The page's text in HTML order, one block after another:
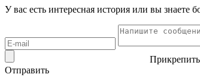
У вас есть интересная история или вы
Отправить